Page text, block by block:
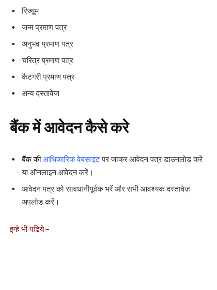
रिज्यूम
जन्म प्रमाण पत्र
अनुभव प्रमाण पत्र
चरित्र प्रमाण पत्र
कैटगरी प्रमाण पत्र
अन्य दस्तावेज
बैंक में आवेदन कैसे करे
बैंक की आधिकारिक वेबसाइटपर जाकर आवेदन पत्र डाउनलोड करें
या ऑनलाइन आवेदन करें।
आवेदन पत्र को सावधानीपूर्वक भरें और सभी आवश्यक दस्तावेज़
अपलोड करें।
इन्हे भी पढिये –